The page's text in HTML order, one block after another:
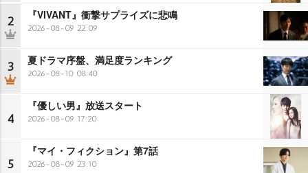
2 『VIVANT』衝撃サプライズに悲鳴
2026-08-09 22:09
3 夏ドラマ序盤、満足度ランキング
2026-08-10 08:40
4
『優しい男』放送スタート
2026-08-09 17:20
5
『マイ・フィクション』第7話
2026-08-09 23:10